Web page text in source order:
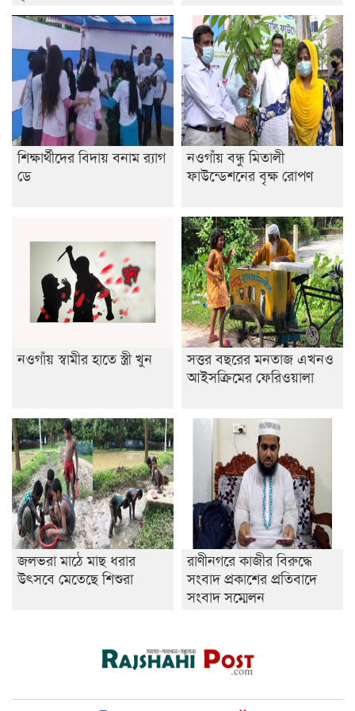
ডাকসুতে শিবিরের নিরঙ্কুশ জয়
রাজশাহীতে ট্রাকচাপায় ভ্যানচালক নিহত
শেষ সময়ে ভোট কারচুরি অভিযোগ আবিদের
শিক্ষার্থীদের বিদায় বনাম র‍্যাগ
ডে
নওগাঁয় বন্ধু মিতালী
ফাউন্ডেশনের বৃক্ষ রোপণ
নওগাঁয় স্বামীর হাতে স্ত্রী খুন
সত্তর বছরের মনতাজ এখনও
আইসক্রিমের ফেরিওয়ালা
জলভরা মাঠে মাছ ধরার
উৎসবে মেতেছে শিশুরা
রাণীনগরে কাজীর বিরুদ্ধে
সংবাদ প্রকাশের প্রতিবাদে
সংবাদ সম্মেলন